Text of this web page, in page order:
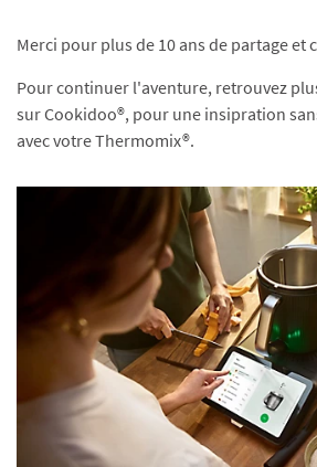
Merci pour plus de 10 ans de partage et
Pour continuer l'aventure, retrouvez
sur Cookidoo®, pour une insipration
avec votre Thermomix®.